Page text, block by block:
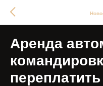
Аренда